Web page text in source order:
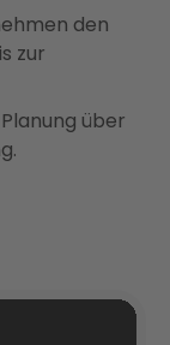
den
zur
über